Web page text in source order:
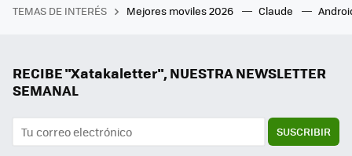
TEMAS DE INTERÉS Mejores moviles 2026 Claude
RECIBE "Xatakaletter", NUESTRA NEWSLETTER
SEMANAL
SUSCRIBIR